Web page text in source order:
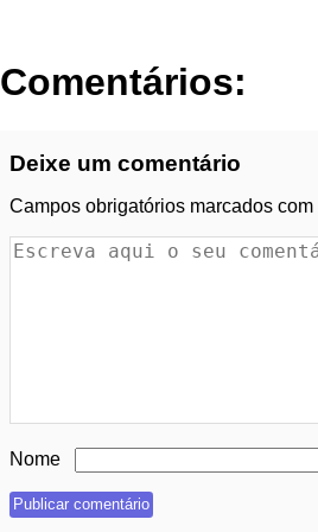
Comentários:
Deixe um comentário
Campos obrigatórios marcados com
Nome